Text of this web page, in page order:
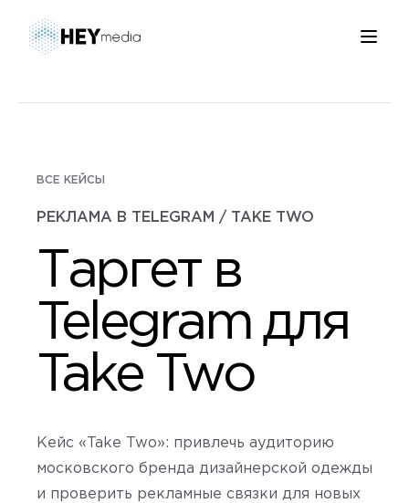
ВСЕ КЕЙСЫ
РЕКЛАМА В TELEGRAM / TAKE TWO
Таргет в
Telegram для
Take Two
Кейс «Take Two»: привлечь аудиторию
московского бренда дизайнерской одежды
и проверить рекламные связки для новых